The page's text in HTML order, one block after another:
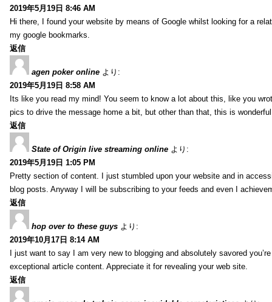
2019年5月19日 8:46 AM
Hi there, I found your website by means of Google whilst looking for a
my google bookmarks.
返信
agen poker online より:
2019年5月19日 8:58 AM
Its like you read my mind! You seem to know a lot about this, like you
pics to drive the message home a bit, but other than that, this is
返信
State of Origin live streaming online より:
2019年5月19日 1:05 PM
Pretty section of content. I just stumbled upon your website and in
blog posts. Anyway I will be subscribing to your feeds and even I
返信
hop over to these guys より:
2019年10月17日 8:14 AM
I just want to say I am very new to blogging and absolutely savored
exceptional article content. Appreciate it for revealing your web site.
返信